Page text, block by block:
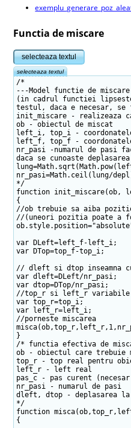
Functia de miscare
selecteaza textul
selecteaza textul
/*
---Model functie de
(in cadrul functiei
testul, daca e necesar,
init_miscare - realizeaza
ob - obiectul de miscat
left_i, top_i -
left_f, top_f -
nr_pasi -numarul de pasi
daca se cunoaste
nr_pasi=Math.ceil(lung/
*/
function
{
//ob trebuie sa aiba
//(uneori pozitia poate a
var DLeft=left_f-left_i;
var DTop=top_f-top_i;
// dleft si dtop inseamna
var dleft=DLeft/nr_pasi;
var dtop=DTop/nr_pasi;
//top_r si left_r variabile
var top_r=top_i;
var left_r=left_i;
//porneste miscarea
}
/* functia efectiva de
ob - obiectul care trebuie
top_r - top real pentru
left_r - left real
pas_c - pas curent
nr_pasi - numarul de pasi
dleft, dtop - deplasarea
*/
function
{